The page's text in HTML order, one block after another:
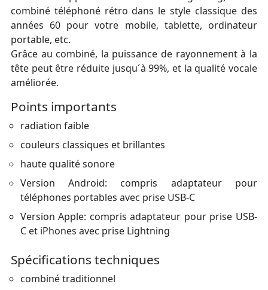
combiné téléphoné rétro dans le style classique des
années 60 pour votre mobile, tablette, ordinateur
portable, etc.
Grâce au combiné, la puissance de rayonnement à la
tête peut être réduite jusqu´à 99%, et la qualité vocale
améliorée.
Points importants
radiation faible
couleurs classiques et brillantes
haute qualité sonore
Version Android: compris adaptateur pour
téléphones portables avec prise USB-C
Version Apple: compris adaptateur pour prise USB-
C et iPhones avec prise Lightning
Spécifications techniques
combiné traditionnel